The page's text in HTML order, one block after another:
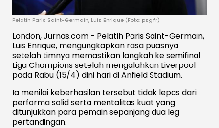
Pelatih Paris Saint-Germain, Luis Enrique (Foto: psg.fr)
London, Jurnas.com - Pelatih Paris Saint-Germain,
Luis Enrique, mengungkapkan rasa puasnya
setelah timnya memastikan langkah ke semifinal
Liga Champions setelah mengalahkan Liverpool
pada Rabu (15/4) dini hari di Anfield Stadium.
Ia menilai keberhasilan tersebut tidak lepas dari
performa solid serta mentalitas kuat yang
ditunjukkan para pemain sepanjang dua leg
pertandingan.